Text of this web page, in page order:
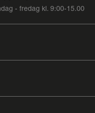
- fredag kl. 9:00-15.00